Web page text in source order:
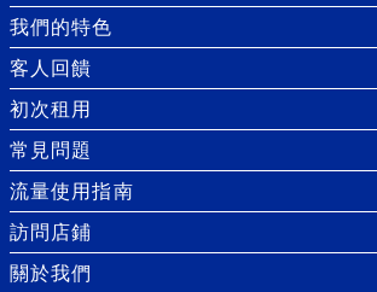
我們的特色
客人回饋
初次租用
常見問題
流量使用指南
訪問店鋪
關於我們